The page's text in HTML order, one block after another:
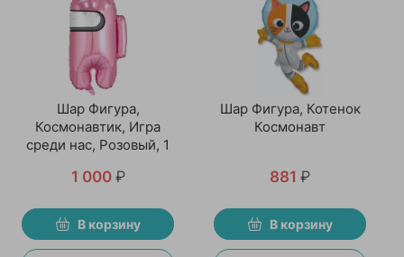
Шар Фигура,
Космонавтик, Игра
среди нас, Розовый, 1
1 000 ₽
В корзину
Шар Фигура, Котенок
Космонавт
881 ₽
В корзину